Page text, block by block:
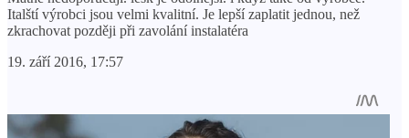
Italští výrobci jsou velmi kvalitní. Je lepší zaplatit jednou, než
zkrachovat později při zavolání instalatéra
19. září 2016, 17:57